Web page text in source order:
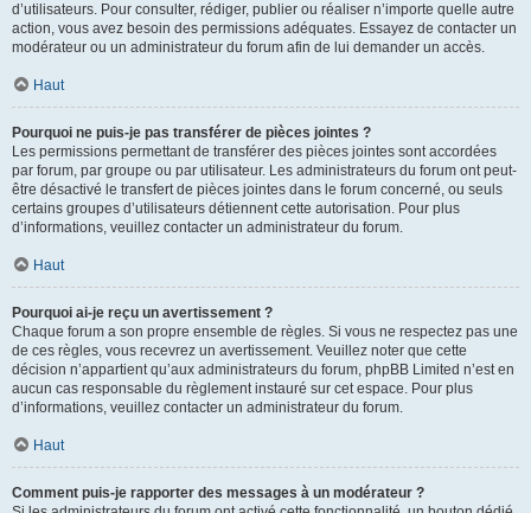
d’utilisateurs. Pour consulter, rédiger, publier ou réaliser n’importe quelle autre
action, vous avez besoin des permissions adéquates. Essayez de contacter un
modérateur ou un administrateur du forum afin de lui demander un accès.
Haut
Pourquoi ne puis-je pas transférer de pièces jointes ?
Les permissions permettant de transférer des pièces jointes sont accordées
par forum, par groupe ou par utilisateur. Les administrateurs du forum ont peut-
être désactivé le transfert de pièces jointes dans le forum concerné, ou seuls
certains groupes d’utilisateurs détiennent cette autorisation. Pour plus
d’informations, veuillez contacter un administrateur du forum.
Haut
Pourquoi ai-je reçu un avertissement ?
Chaque forum a son propre ensemble de règles. Si vous ne respectez pas une
de ces règles, vous recevrez un avertissement. Veuillez noter que cette
décision n’appartient qu’aux administrateurs du forum, phpBB Limited n’est en
aucun cas responsable du règlement instauré sur cet espace. Pour plus
d’informations, veuillez contacter un administrateur du forum.
Haut
Comment puis-je rapporter des messages à un modérateur ?